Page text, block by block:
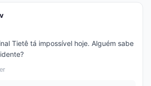
Tietê tá impossível hoje. Alguém sabe